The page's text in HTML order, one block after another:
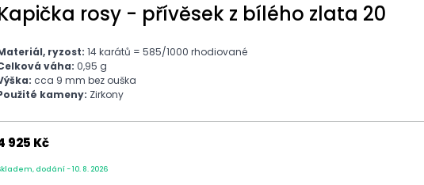
rosy - přívěsek z bílého zlata 20
ryzost: 14 karátů = 585/1000 rhodiované
váha: 0,95 g
cca 9 mm bez ouška
kameny: Zirkony
925 Kč
dodání - 10. 8. 2026